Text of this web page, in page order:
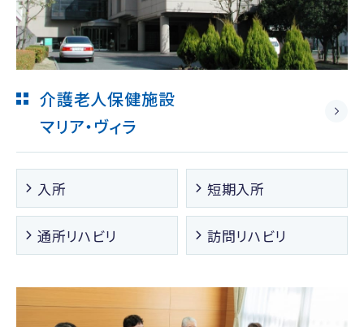
介護老人保健施設
マリア・ヴィラ
入所 短期入所
通所リハビリ 訪問リハビリ